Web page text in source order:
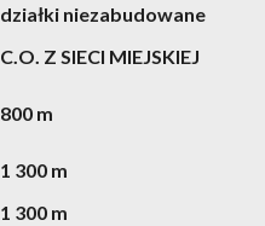
działki niezabudowane
C.O. Z SIECI MIEJSKIEJ
800 m
1 300 m
1 300 m